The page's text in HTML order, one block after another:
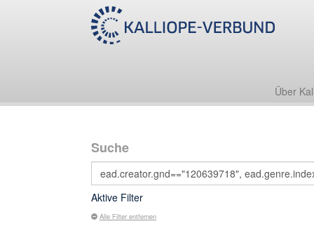
Über
Suche
Aktive Filter
Alle Filter entfernen